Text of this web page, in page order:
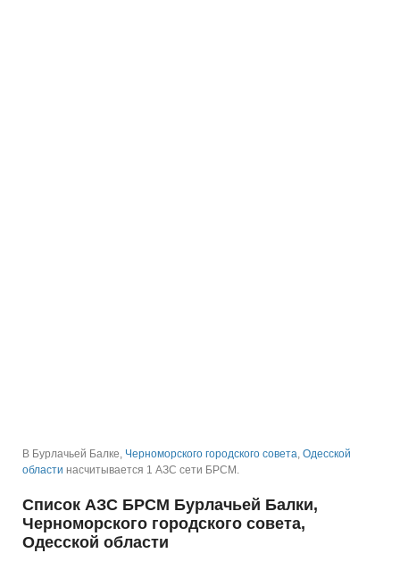
В Бурлачьей Балке, Черноморского городского совета, Одесской
области насчитывается 1 АЗС сети БРСМ.
Список АЗС БРСМ Бурлачьей Балки,
Черноморского городского совета,
Одесской области